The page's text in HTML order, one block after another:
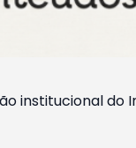
institucional